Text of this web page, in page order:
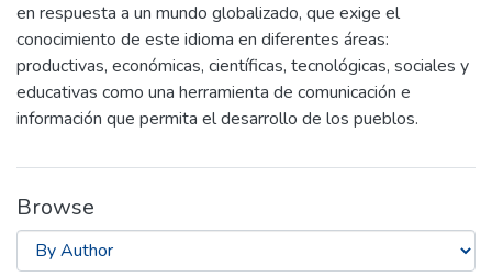
en respuesta a un mundo globalizado, que exige el
conocimiento de este idioma en diferentes áreas:
productivas, económicas, científicas, tecnológicas, sociales y
educativas como una herramienta de comunicación e
información que permita el desarrollo de los pueblos.
Browse